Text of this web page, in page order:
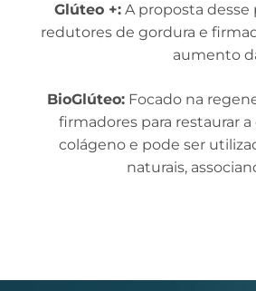
Glúteo +:A proposta desse
redutores de gordura e
aumento
BioGlúteo: Focado na
firmadores para restaurar
colágeno e pode ser
naturais,